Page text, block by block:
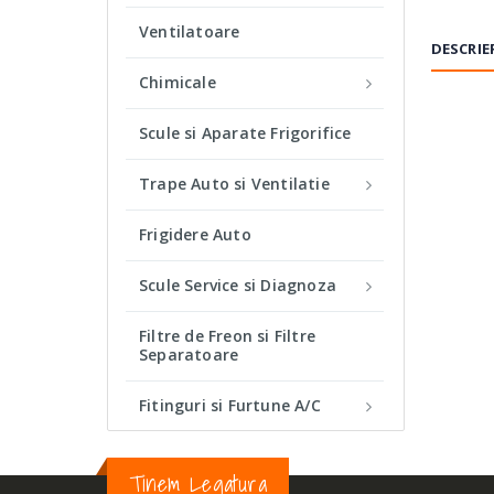
Ventilatoare
Chimicale
Scule si Aparate Frigorifice
Trape Auto si Ventilatie
Frigidere Auto
Scule Service si Diagnoza
Filtre de Freon si Filtre
Separatoare
Fitinguri si Furtune A/C
Tinem Legatura